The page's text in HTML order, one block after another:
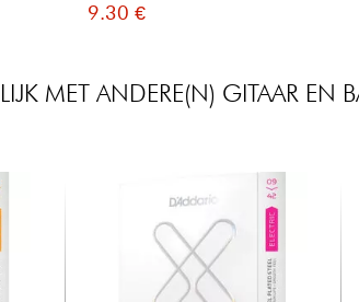
9.30 €
MET ANDERE(N) GITAAR EN